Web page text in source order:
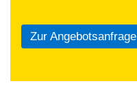
Zur Angebotsanfrage